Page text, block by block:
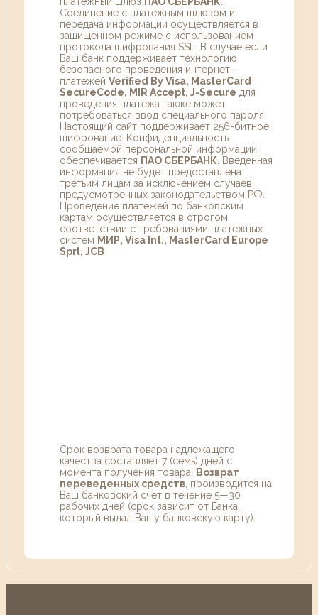
Соединение с платежным шлюзом и
передача информации осуществляется в
защищенном режиме с использованием
протокола шифрования SSL. В случае если
Ваш банк поддерживает технологию
безопасного проведения интернет-
платежей Verified By Visa, MasterCard
SecureCode, MIR Accept, J-Secure для
проведения платежа также может
потребоваться ввод специального пароля.
Настоящий сайт поддерживает 256-битное
шифрование. Конфиденциальность
сообщаемой персональной информации
обеспечивается ПАО СБЕРБАНК . Введенная
информация не будет предоставлена
третьим лицам за исключением случаев,
предусмотренных законодательством РФ.
Проведение платежей по банковским
картам осуществляется в строгом
соответствии с требованиями платежных
систем МИР, Visa Int., MasterCard Europe
Sprl, JCB
Срок возврата товара надлежащего
качества составляет 7 (семь) дней с
момента получения товара.
Возврат
переведенных средств , производится на
Ваш банковский счет в течение 5—30
рабочих дней (срок зависит от Банка,
который выдал Вашу банковскую карту).